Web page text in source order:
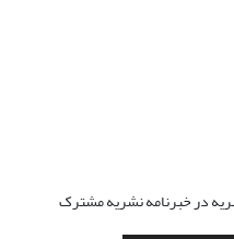
در خبرنامه نشریه مشترک